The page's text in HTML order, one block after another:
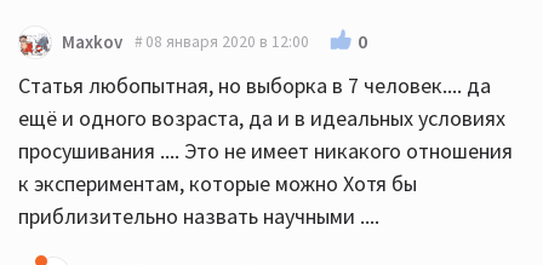
Maxkov 08 января 2020 в 12:00 0
Статья любопытная, но выборка в 7 человек.... да
ещё и одного возраста, да и в идеальных условиях
просушивания .... Это не имеет никакого отношения
к экспериментам, которые можно Хотя бы
приблизительно назвать научными ....